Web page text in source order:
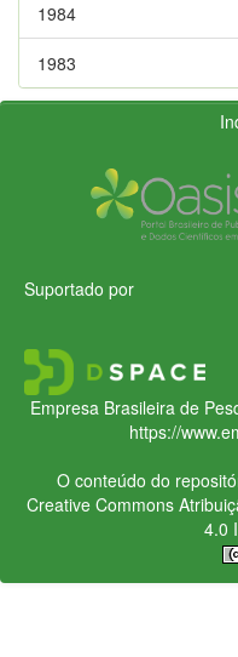
1984
1983
Suportado por
Empresa Brasileira de
https://
O conteúdo do
Creative Commons
4.0